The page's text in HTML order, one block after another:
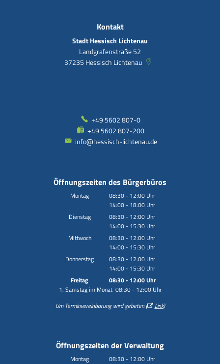
Kontakt
Stadt Hessisch Lichtenau
Landgrafenstraße 52
37235 Hessisch Lichtenau
+49 5602 807-0
+49 5602 807-200
info@hessisch-lichtenau.de
Öffnungszeiten des Bürgerbüros
Montag 08:30- 12:00 Uhr
Von 08:30 bis 12:00 Uhr
14:00- 18:00 Uhr
Von 14:00 bis 18:00 Uhr
Dienstag 08:30- 12:00 Uhr
Von 08:30 bis 12:00 Uhr
14:00- 15:30 Uhr
Von 14:00 bis 15:30 Uhr
Mittwoch 08:30- 12:00 Uhr
Von 08:30 bis 12:00 Uhr
14:00- 15:30 Uhr
Von 14:00 bis 15:30 Uhr
Donnerstag 08:30- 12:00 Uhr
Von 08:30 bis 12:00 Uhr
14:00- 15:30 Uhr
Von 14:00 bis 15:30 Uhr
Freitag 08:30- 12:00Uhr
Von 08:30 bis 12:00 Uhr
1. Samstag im Monat 08:30 - 12:00 Uhr
Um Terminvereinbarung wird gebeten (
Link)
Öffnungszeiten der Verwaltung
Montag 08:30- 12:00 Uhr